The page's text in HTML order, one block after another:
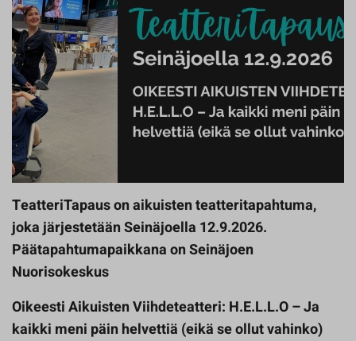
TeatteriTapaus on aikuisten teatteritapahtuma,
joka järjestetään Seinäjoella 12.9.2026.
Päätapahtumapaikkana on Seinäjoen
Nuorisokeskus
Oikeesti Aikuisten Viihdeteatteri: H.E.L.L.O – Ja
kaikki meni päin helvettiä (eikä se ollut vahinko)